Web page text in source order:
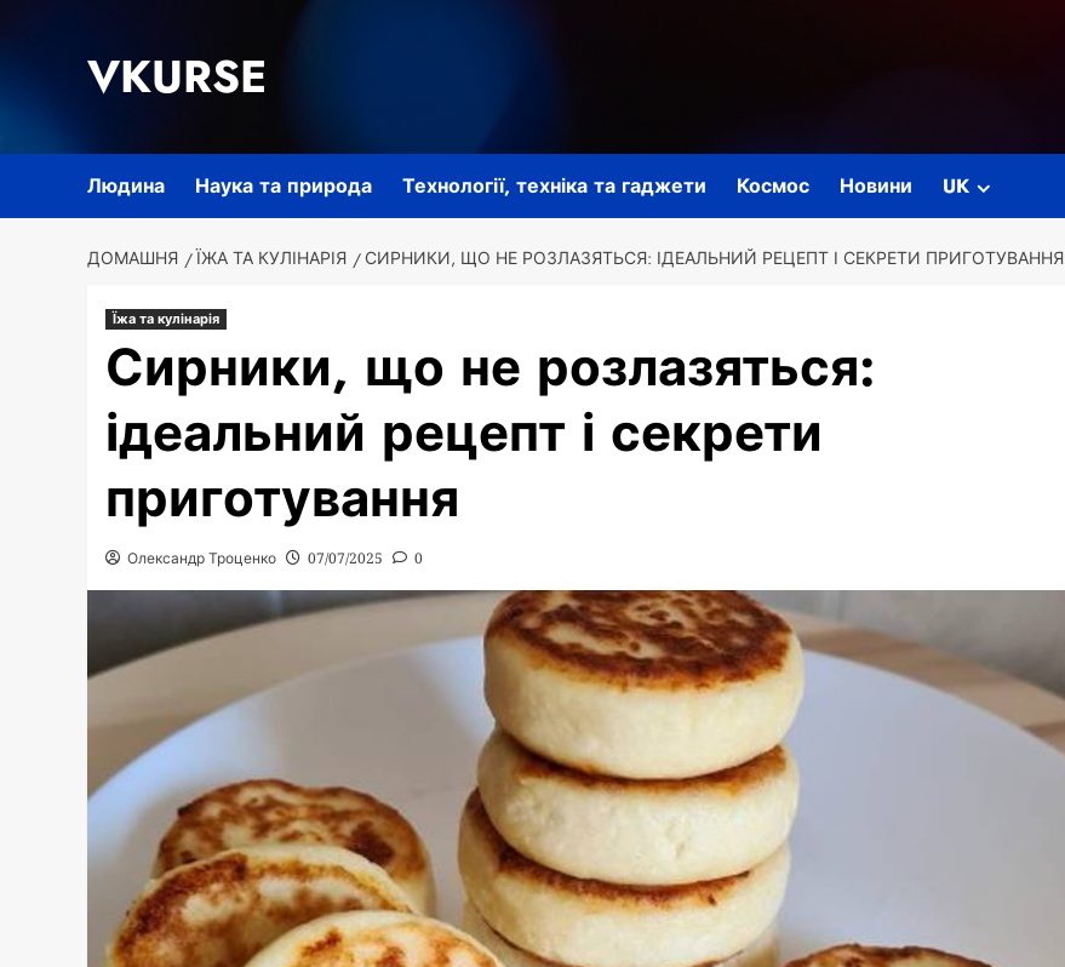
VKURSE
Людина Наука та природа Технології, техніка та гаджети Космос Новини UK
ДОМАШНЯ ЇЖА ТА КУЛІНАРІЯ СИРНИКИ, ЩО НЕ РОЗЛАЗЯТЬСЯ: ІДЕАЛЬНИЙ РЕЦЕПТ І СЕКРЕТИ ПРИГОТУВАННЯ
Їжа та кулінарія
Сирники, що не розлазяться:
ідеальний рецепт і секрети
приготування
Олександр Троценко 07/07/2025 0